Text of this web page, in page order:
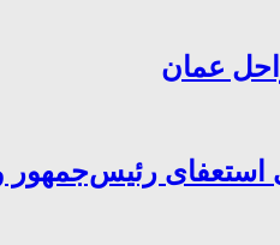
عمان
استعفای